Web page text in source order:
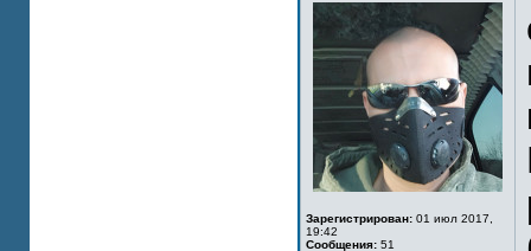
Зарегистрирован: 01 июл 2017,
19:42
Сообщения: 51